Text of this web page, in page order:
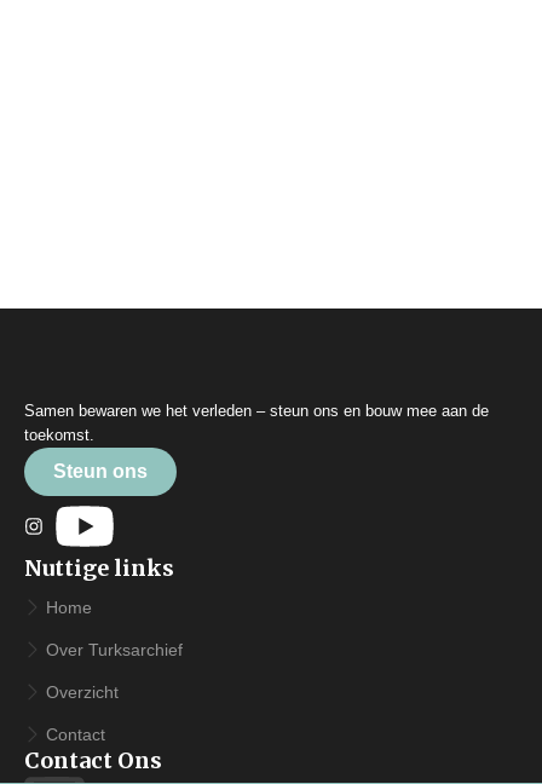
Samen bewaren we het verleden – steun ons en bouw mee aan de
toekomst.
Steun ons
Nuttige links
Home
Over Turksarchief
Overzicht
Contact
Contact Ons